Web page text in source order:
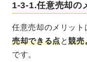
1-3-1.任意売却の
任意売却のメリット
売却できる点と競売
です。